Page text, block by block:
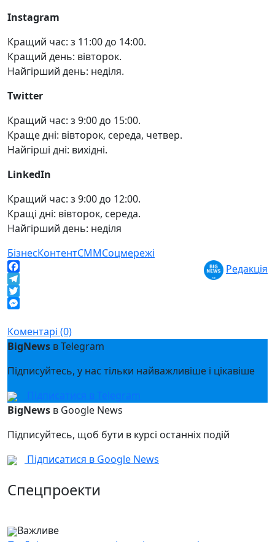
Instagram
Кращий час: з 11:00 до 14:00.
Кращий день: вівторок.
Найгірший день: неділя.
Twitter
Кращий час: з 9:00 до 15:00.
Краще дні: вівторок, середа, четвер.
Найгірші дні: вихідні.
LinkedIn
Кращий час: з 9:00 до 12:00.
Кращі дні: вівторок, середа.
Найгірший день: неділя
БізнесКонтентСММСоцмережі
Facebook
Telegram
Twitter
Редакція
Коментарі (0)
BigNews в Telegram
Підписуйтесь, у нас тільки найважливіше і цікавіше
Підписатися в Telegram
BigNews в Google News
Підписуйтесь, щоб бути в курсі останніх подій
Підписатися в Google News
Спецпроекти
Важливе